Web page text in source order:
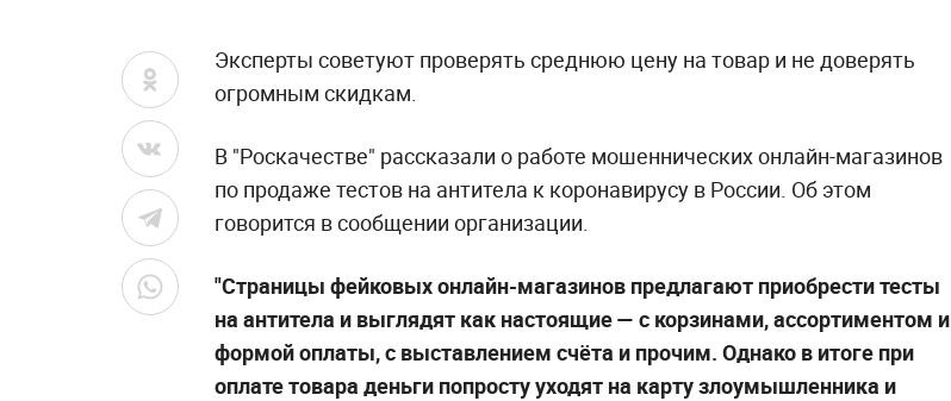
Эксперты советуют проверять среднюю цену на товар и не доверять
огромным скидкам.
В "Роскачестве" рассказали о работе мошеннических онлайн-магазинов
по продаже тестов на антитела к коронавирусу в России. Об этом
говорится в сообщении организации.
"Страницы фейковых онлайн-магазинов предлагают приобрести тесты
на антитела и выглядят как настоящие — с корзинами, ассортиментом и
формой оплаты, с выставлением счёта и прочим. Однако в итоге при
оплате товара деньги попросту уходят на карту злоумышленника и